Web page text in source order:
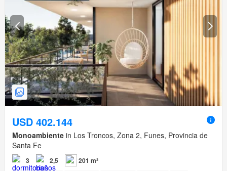
USD 402.144
Monoambiente in Los Troncos, Zona 2, Funes, Provincia de
Santa Fe
3 2,5 201 m²